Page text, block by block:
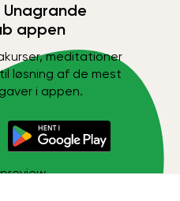
Unagrande
appen
meditationer
løsning af de mest
i appen.